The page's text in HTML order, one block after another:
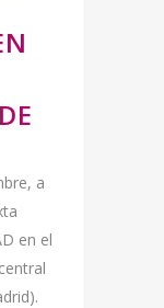
a
en el